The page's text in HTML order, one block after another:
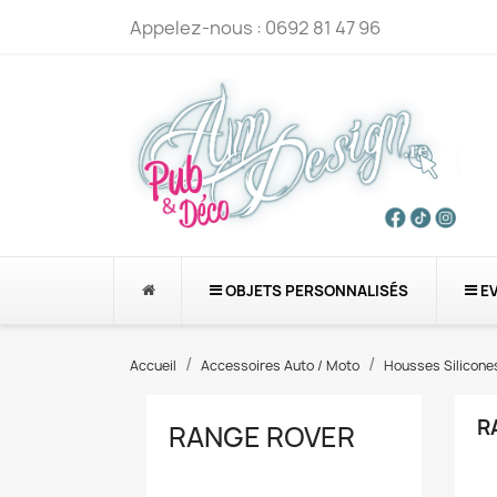
Appelez-nous : 0692 81 47 96
OBJETS PERSONNALISÉS
Accueil Accessoires Auto / Moto Housses
RANGE ROVER